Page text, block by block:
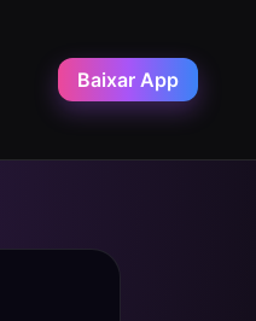
Baixar App